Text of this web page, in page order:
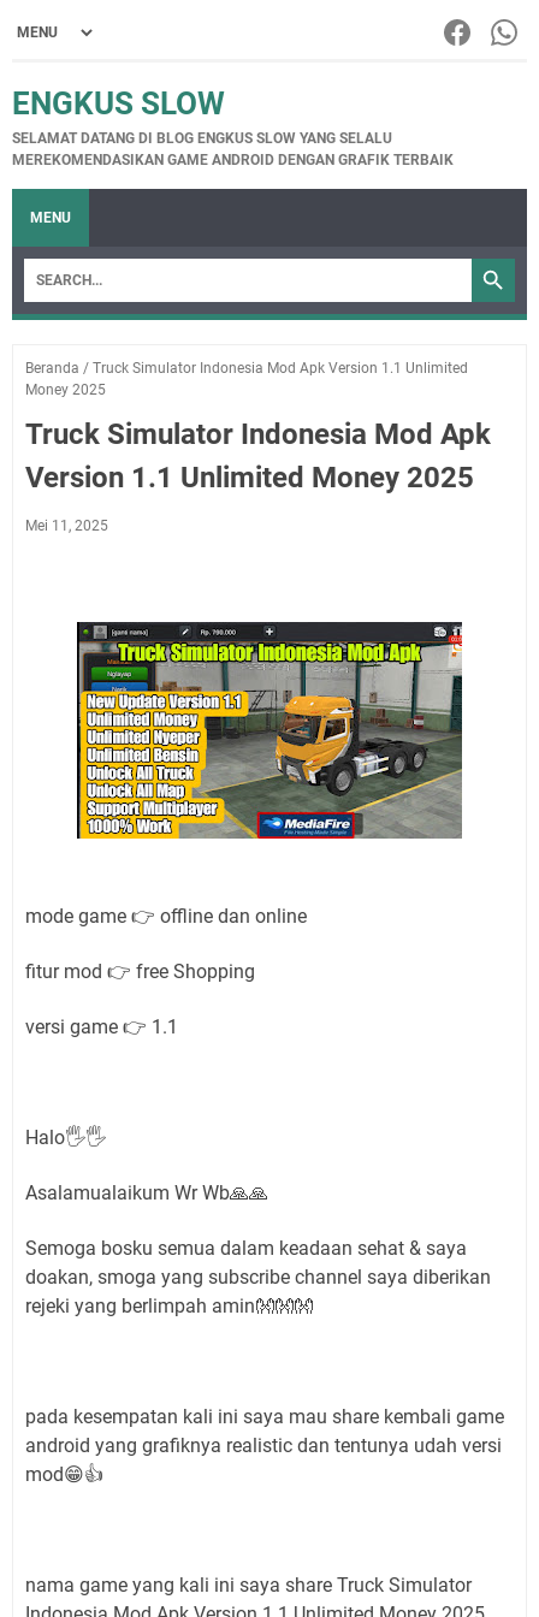
ENGKUS SLOW
SELAMAT DATANG DI BLOG ENGKUS SLOW YANG SELALU
MEREKOMENDASIKAN GAME ANDROID DENGAN GRAFIK TERBAIK
MENU
Beranda / Truck Simulator Indonesia Mod Apk Version 1.1 Unlimited
Money 2025
Truck Simulator Indonesia Mod Apk
Version 1.1 Unlimited Money 2025
Mei 11, 2025
mode game 👉 offline dan online
fitur mod 👉 free Shopping
versi game 👉 1.1
Halo🖐🖐
Asalamualaikum Wr Wb🙏🙏
Semoga bosku semua dalam keadaan sehat & saya
doakan, smoga yang subscribe channel saya diberikan
rejeki yang berlimpah amin👐👐👐
pada kesempatan kali ini saya mau share kembali game
android yang grafiknya realistic dan tentunya udah versi
mod😁👍
nama game yang kali ini saya share Truck Simulator